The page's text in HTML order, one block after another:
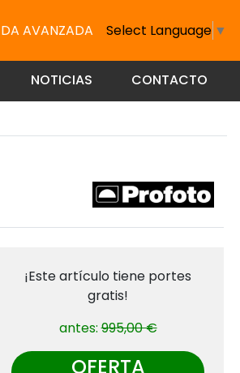
AVANZADA Select Language ▼
NOTICIAS CONTACTO
¡Este artículo tiene portes
gratis!
antes:995,00 €
OFERTA